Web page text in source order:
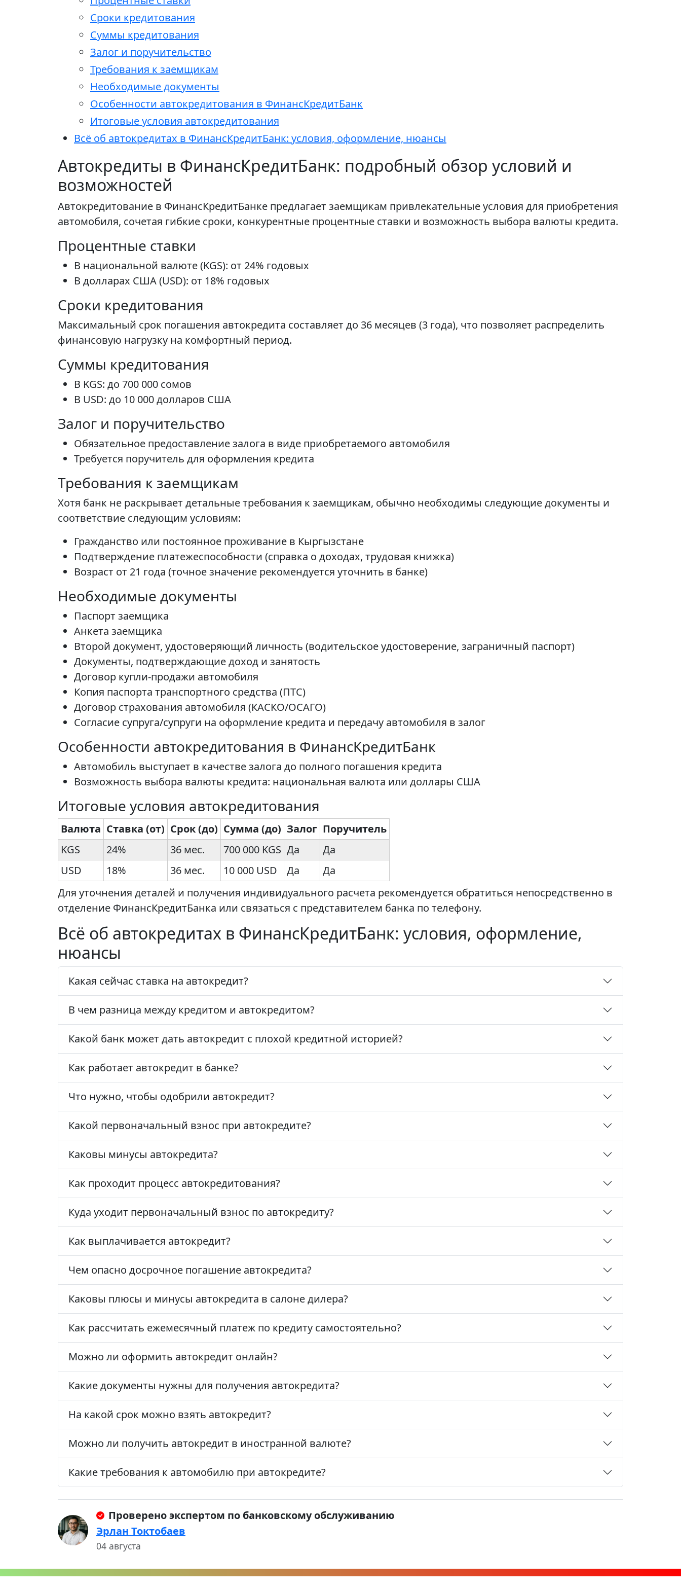
Сроки кредитования
Суммы кредитования
Залог и поручительство
Требования к заемщикам
Необходимые документы
Особенности автокредитования в ФинансКредитБанк
Итоговые условия автокредитования
Всё об автокредитах в ФинансКредитБанк: условия, оформление, нюансы
Автокредиты в ФинансКредитБанк: подробный обзор условий и
возможностей
Автокредитование в ФинансКредитБанке предлагает заемщикам привлекательные условия для приобретения
автомобиля, сочетая гибкие сроки, конкурентные процентные ставки и возможность выбора валюты кредита.
Процентные ставки
В национальной валюте (KGS): от 24% годовых
В долларах США (USD): от 18% годовых
Сроки кредитования
Максимальный срок погашения автокредита составляет до 36 месяцев (3 года), что позволяет распределить
финансовую нагрузку на комфортный период.
Суммы кредитования
В KGS: до 700 000 сомов
В USD: до 10 000 долларов США
Залог и поручительство
Обязательное предоставление залога в виде приобретаемого автомобиля
Требуется поручитель для оформления кредита
Требования к заемщикам
Хотя банк не раскрывает детальные требования к заемщикам, обычно необходимы следующие документы и
соответствие следующим условиям:
Гражданство или постоянное проживание в Кыргызстане
Подтверждение платежеспособности (справка о доходах, трудовая книжка)
Возраст от 21 года (точное значение рекомендуется уточнить в банке)
Необходимые документы
Паспорт заемщика
Анкета заемщика
Второй документ, удостоверяющий личность (водительское удостоверение, заграничный паспорт)
Документы, подтверждающие доход и занятость
Договор купли-продажи автомобиля
Копия паспорта транспортного средства (ПТС)
Договор страхования автомобиля (КАСКО/ОСАГО)
Согласие супруга/супруги на оформление кредита и передачу автомобиля в залог
Особенности автокредитования в ФинансКредитБанк
Автомобиль выступает в качестве залога до полного погашения кредита
Возможность выбора валюты кредита: национальная валюта или доллары США
Итоговые условия автокредитования
Валюта Ставка (от) Срок (до) Сумма (до) Залог Поручитель
KGS
24% 36 мес. 700 000 KGS Да
Да
USD
18% 36 мес. 10 000 USD Да
Да
Для уточнения деталей и получения индивидуального расчета рекомендуется обратиться непосредственно в
отделение ФинансКредитБанка или связаться с представителем банка по телефону.
Всё об автокредитах в ФинансКредитБанк: условия, оформление,
нюансы
Какая сейчас ставка на автокредит?
В чем разница между кредитом и автокредитом?
Какой банк может дать автокредит с плохой кредитной историей?
Как работает автокредит в банке?
Что нужно, чтобы одобрили автокредит?
Какой первоначальный взнос при автокредите?
Каковы минусы автокредита?
Как проходит процесс автокредитования?
Куда уходит первоначальный взнос по автокредиту?
Как выплачивается автокредит?
Чем опасно досрочное погашение автокредита?
Каковы плюсы и минусы автокредита в салоне дилера?
Как рассчитать ежемесячный платеж по кредиту самостоятельно?
Можно ли оформить автокредит онлайн?
Какие документы нужны для получения автокредита?
На какой срок можно взять автокредит?
Можно ли получить автокредит в иностранной валюте?
Какие требования к автомобилю при автокредите?
Проверено экспертом по банковскому обслуживанию
Эрлан Токтобаев
04 августа